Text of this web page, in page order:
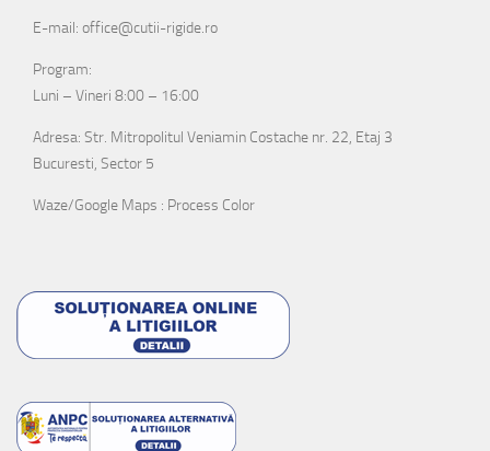
E-mail: office@cutii-rigide.ro
Program:
Luni – Vineri 8:00 – 16:00
Adresa: Str. Mitropolitul Veniamin Costache nr. 22, Etaj 3
Bucuresti, Sector 5
Waze/Google Maps : Process Color